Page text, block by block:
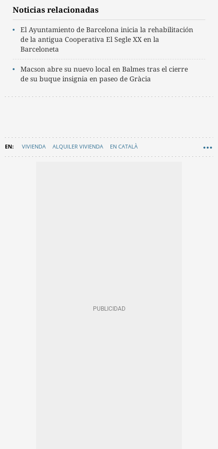
Noticias relacionadas
El Ayuntamiento de Barcelona inicia la rehabilitación
de la antigua Cooperativa El Segle XX en la
Barceloneta
Macson abre su nuevo local en Balmes tras el cierre
de su buque insignia en paseo de Gràcia
VIVIENDA ALQUILER VIVIENDA EN CATALÀ